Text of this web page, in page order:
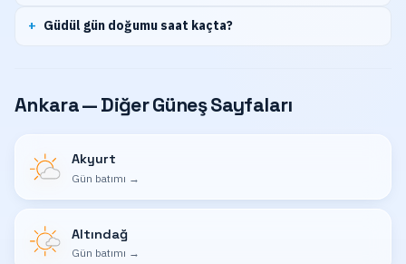
Güdül gün doğumu saat kaçta?
Ankara — Diğer Güneş Sayfaları
Akyurt
Gün batımı →
Altındağ
Gün batımı →